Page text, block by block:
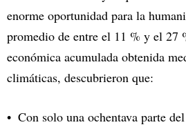
enorme oportunidad para la
promedio de entre el 11 % y el 27
económica acumulada obtenida
climáticas, descubrieron que:
Con solo una ochentava parte